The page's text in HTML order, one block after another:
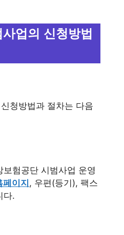
업의 신청방법
청방법과 절차는 다음
보험공단 시범사업 운영
페이지 , 우편(등기), 팩스
다.